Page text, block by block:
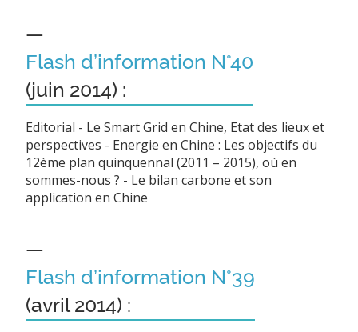
—
Flash d’information N°40
(juin 2014) :
Editorial - Le Smart Grid en Chine, Etat des lieux et
perspectives - Energie en Chine : Les objectifs du
12ème plan quinquennal (2011 – 2015), où en
sommes-nous ? - Le bilan carbone et son
application en Chine
—
Flash d’information N°39
(avril 2014) :